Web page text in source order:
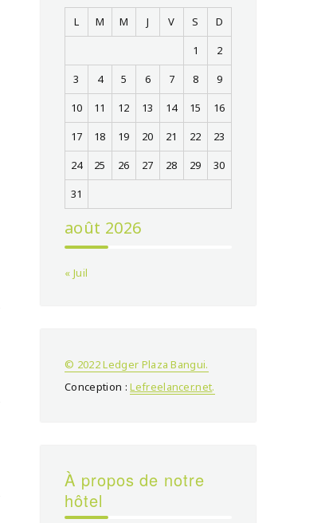
août 2026
L M M J V S
D
1
2
3
4 5 6 7 8
9
10
11 12 13 14 15
16
17
18 19 20 21 22
23
24
25 26 27 28 29
30
31
« Juil
© 2022 Ledger Plaza Bangui.
Conception :Lefreelancer.net.
À propos de notre
hôtel